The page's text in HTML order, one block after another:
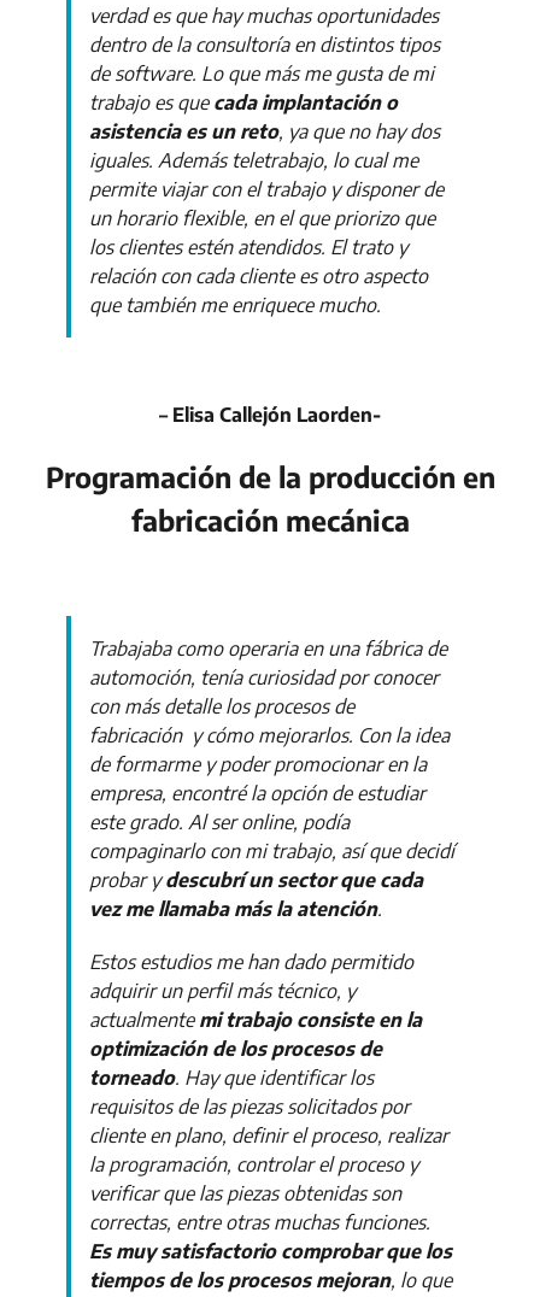
verdad es que hay muchas oportunidades
dentro de la consultoría en distintos tipos
de software. Lo que más me gusta de mi
trabajo es que cada implantación o
asistencia es un reto, ya que no hay dos
iguales. Además teletrabajo, lo cual me
permite viajar con el trabajo y disponer de
un horario flexible, en el que priorizo que
los clientes estén atendidos. El trato y
relación con cada cliente es otro aspecto
que también me enriquece mucho.
– Elisa Callejón Laorden-
Programación de la producción en
fabricación mecánica
Trabajaba como operaria en una fábrica de
automoción, tenía curiosidad por conocer
con más detalle los procesos de
fabricación y cómo mejorarlos. Con la idea
de formarme y poder promocionar en la
empresa, encontré la opción de estudiar
este grado. Al ser online, podía
compaginarlo con mi trabajo, así que decidí
probar ydescubrí un sector que cada
vez me llamaba más la atención.
Estos estudios me han dado permitido
adquirir un perfil más técnico, y
actualmente mi trabajo consiste en la
optimización de los procesos de
torneado. Hay que identificar los
requisitos de las piezas solicitados por
cliente en plano, definir el proceso, realizar
la programación, controlar el proceso y
verificar que las piezas obtenidas son
correctas, entre otras muchas funciones.
Es muy satisfactorio comprobar que los
tiempos de los procesos mejoran, lo que